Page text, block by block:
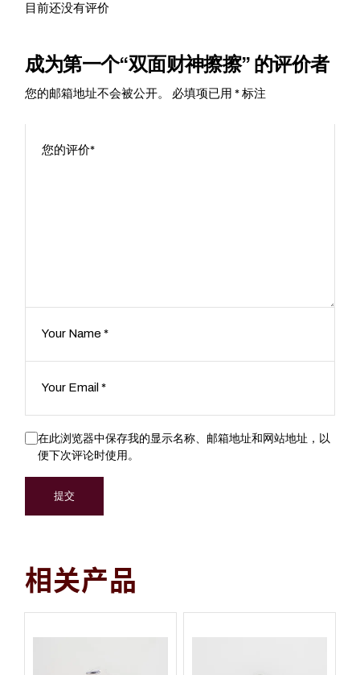
目前还没有评价
成为第一个“双面财神擦擦” 的评价者
您的邮箱地址不会被公开。 必填项已用*标注
在此浏览器中保存我的显示名称、邮箱地址和网站地址，以
便下次评论时使用。
提交
相关产品